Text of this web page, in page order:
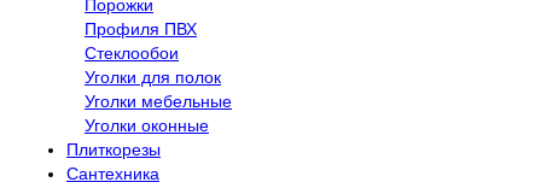
Порожки
Профиля ПВХ
Стеклообои
Уголки для полок
Уголки мебельные
Уголки оконные
Плиткорезы
Сантехника